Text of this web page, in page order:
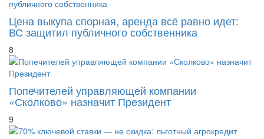
Цена выкупа спорная, аренда всё равно идет:
ВС защитил публичного собственника
8
Попечителей управляющей компании
«Сколково» назначит Президент
9